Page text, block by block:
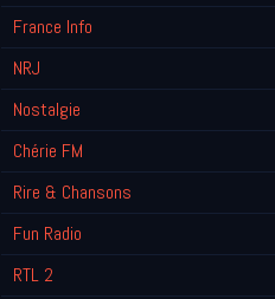
France Info
NRJ
Nostalgie
Chérie FM
Rire & Chansons
Fun Radio
RTL 2